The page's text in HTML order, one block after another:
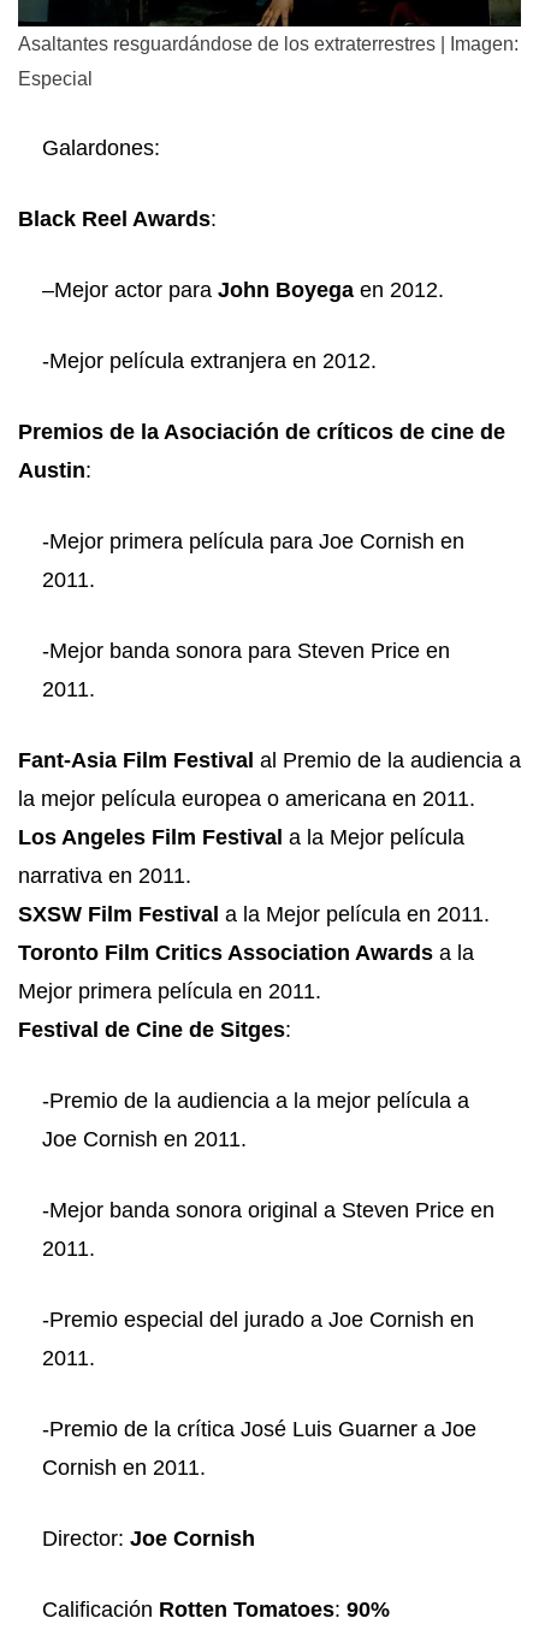
Asaltantes resguardándose de los extraterrestres | Imagen:
Especial
Galardones:
Black Reel Awards:
–Mejor actor para John Boyega en 2012.
-Mejor película extranjera en 2012.
Premios de la Asociación de críticos de cine de
Austin:
-Mejor primera película para Joe Cornish en
2011.
-Mejor banda sonora para Steven Price en
2011.
Fant-Asia Film Festival al Premio de la audiencia a
la mejor película europea o americana en 2011.
Los Angeles Film Festival a la Mejor película
narrativa en 2011.
SXSW Film Festival a la Mejor película en 2011.
Toronto Film Critics Association Awards a la
Mejor primera película en 2011.
Festival de Cine de Sitges:
-Premio de la audiencia a la mejor película a
Joe Cornish en 2011.
-Mejor banda sonora original a Steven Price en
2011.
-Premio especial del jurado a Joe Cornish en
2011.
-Premio de la crítica José Luis Guarner a Joe
Cornish en 2011.
Director: Joe Cornish
Calificación Rotten Tomatoes: 90%